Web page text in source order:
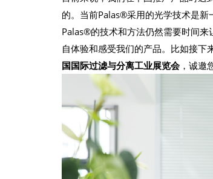
的。当前Palas®采用的光学技术是新
Palas®的技术和方法仍然需要时间
自体验和感受我们的产品。比如接下
国国际过滤与分离工业展览会，诚邀